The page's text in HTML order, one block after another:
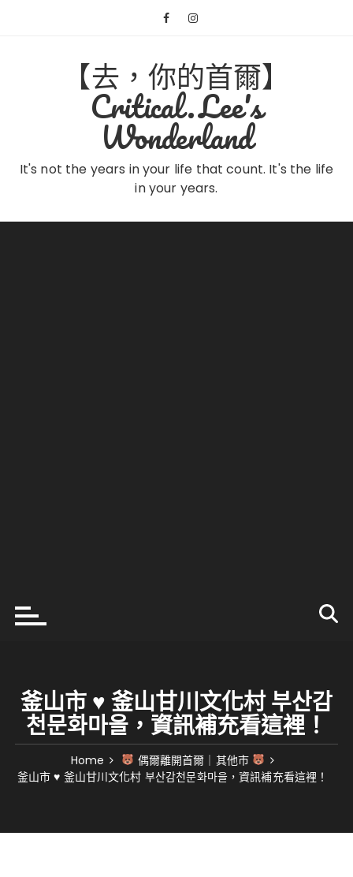
【去，你的首爾】
Critical.Lee's
Wonderland
It's not the years in your life that count. It's the life
in your years.
釜山市 ♥ 釜山甘川文化村 부산감
천문화마을，資訊補充看這裡！
Home
偶爾離開首爾｜其他市
釜山市 ♥ 釜山甘川文化村 부산감천문화마을，資訊補充看這裡！